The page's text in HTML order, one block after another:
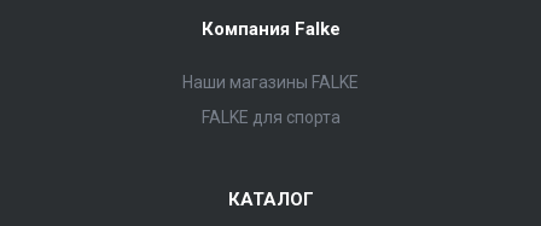
Компания Falke
Наши магазины FALKE
FALKE для спорта
КАТАЛОГ